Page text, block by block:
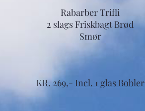
Rabarber Trifli
2 slags Friskbagt Brød
Smør
KR. 269,- Incl. 1 glas Bobler